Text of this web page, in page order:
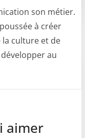
son métier.
à créer
la culture et de
au
aimer